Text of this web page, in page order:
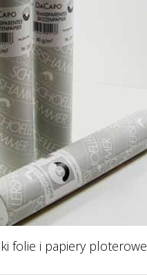
folie i papiery ploterowe